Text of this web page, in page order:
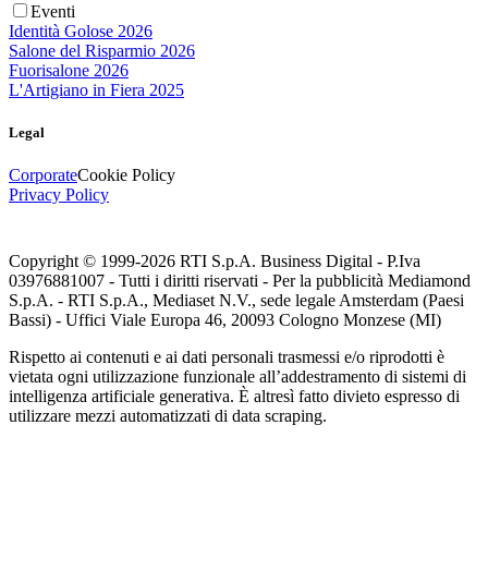
Eventi
Identità Golose 2026
Salone del Risparmio 2026
Fuorisalone 2026
L'Artigiano in Fiera 2025
Legal
CorporateCookie Policy
Privacy Policy
Copyright © 1999-2026 RTI S.p.A. Business Digital - P.Iva
03976881007 - Tutti i diritti riservati - Per la pubblicità Mediamond
S.p.A. - RTI S.p.A., Mediaset N.V., sede legale Amsterdam (Paesi
Bassi) - Uffici Viale Europa 46, 20093 Cologno Monzese (MI)
Rispetto ai contenuti e ai dati personali trasmessi e/o riprodotti è
vietata ogni utilizzazione funzionale all’addestramento di sistemi di
intelligenza artificiale generativa. È altresì fatto divieto espresso di
utilizzare mezzi automatizzati di data scraping.